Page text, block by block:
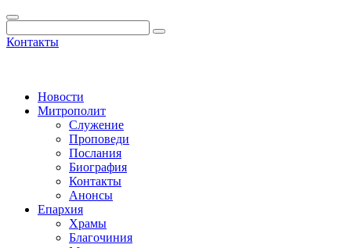
Контакты
Новости
Митрополит
Служение
Проповеди
Послания
Биография
Контакты
Анонсы
Епархия
Храмы
Благочиния